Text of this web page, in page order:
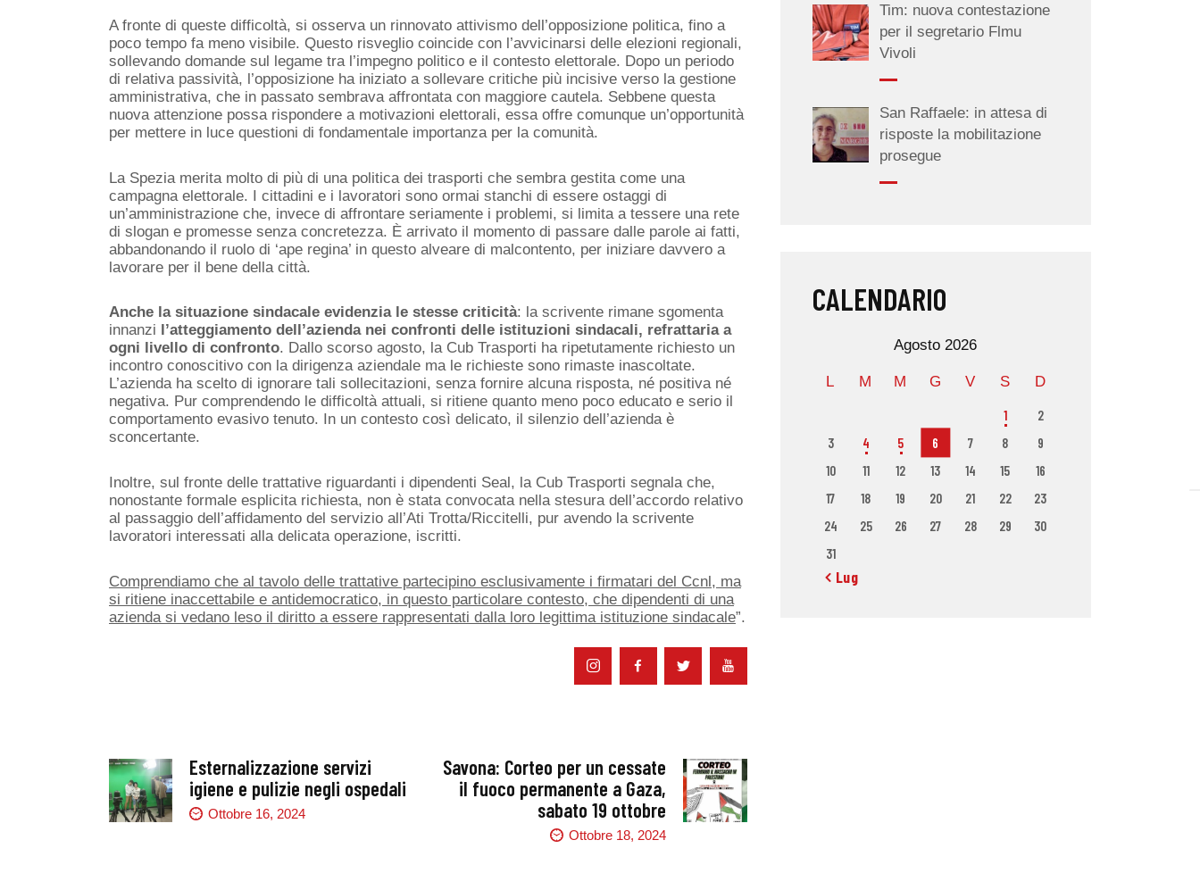
A fronte di queste difficoltà, si osserva un rinnovato attivismo dell’opposizione politica, fino a
poco tempo fa meno visibile. Questo risveglio coincide con l’avvicinarsi delle elezioni regionali,
sollevando domande sul legame tra l’impegno politico e il contesto elettorale. Dopo un periodo
di relativa passività, l’opposizione ha iniziato a sollevare critiche più incisive verso la gestione
amministrativa, che in passato sembrava affrontata con maggiore cautela. Sebbene questa
nuova attenzione possa rispondere a motivazioni elettorali, essa offre comunque un’opportunità
per mettere in luce questioni di fondamentale importanza per la comunità.
La Spezia merita molto di più di una politica dei trasporti che sembra gestita come una
campagna elettorale. I cittadini e i lavoratori sono ormai stanchi di essere ostaggi di
un’amministrazione che, invece di affrontare seriamente i problemi, si limita a tessere una rete
di slogan e promesse senza concretezza. È arrivato il momento di passare dalle parole ai fatti,
abbandonando il ruolo di ‘ape regina’ in questo alveare di malcontento, per iniziare davvero a
lavorare per il bene della città.
Anche la situazione sindacale evidenzia le stesse criticità: la scrivente rimane sgomenta
innanzi
l’atteggiamento dell’azienda nei confronti delle istituzioni sindacali, refrattaria a
ogni livello di confronto. Dallo scorso agosto, la Cub Trasporti ha ripetutamente richiesto un
incontro conoscitivo con la dirigenza aziendale ma le richieste sono rimaste inascoltate.
L’azienda ha scelto di ignorare tali sollecitazioni, senza fornire alcuna risposta, né positiva né
negativa. Pur comprendendo le difficoltà attuali, si ritiene quanto meno poco educato e serio il
comportamento evasivo tenuto. In un contesto così delicato, il silenzio dell’azienda è
sconcertante.
Inoltre, sul fronte delle trattative riguardanti i dipendenti Seal, la Cub Trasporti segnala che,
nonostante formale esplicita richiesta, non è stata convocata nella stesura dell’accordo relativo
al passaggio dell’affidamento del servizio all’Ati Trotta/Riccitelli, pur avendo la scrivente
lavoratori interessati alla delicata operazione, iscritti.
Comprendiamo che al tavolo delle trattative partecipino esclusivamente i firmatari del Ccnl, ma
si ritiene inaccettabile e antidemocratico, in questo particolare contesto, che dipendenti di una
azienda si vedano leso il diritto a essere rappresentati dalla loro legittima istituzione sindacale”.
Esternalizzazione servizi
igiene e pulizie negli ospedali
Ottobre 16, 2024
Savona: Corteo per un cessate
il fuoco permanente a Gaza,
sabato 19 ottobre
Ottobre 18, 2024
Tim: nuova contestazione
per il segretario Flmu
Vivoli
San Raffaele: in attesa di
risposte la mobilitazione
prosegue
CALENDARIO
Agosto 2026
L M M G V S D
1
2
3
4 5 6 7 8
9
10
11 12 13 14 15
16
17
18 19 20 21 22
23
24
25 26 27 28 29
30
31
« Lug